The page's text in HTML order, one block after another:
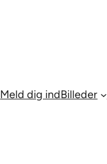
Meld dig indBilleder